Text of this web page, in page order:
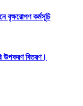
বৃক্ষরোপণ কর্মসূচি
উপকরণ বিতরণ।